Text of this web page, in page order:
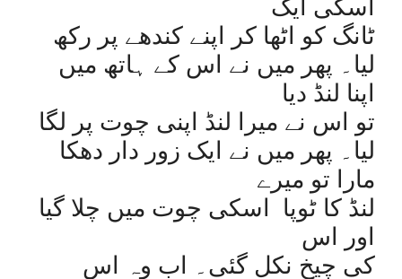
اسکی ایک
ٹانگ کو اٹھا کر اپنے کندھے پر رکھ
لیا۔ پھر میں نے اس کے ہاتھ میں
اپنا لنڈ دیا
تو اس نے میرا لنڈ اپنی چوت پر لگا
لیا۔ پھر میں نے ایک زور دار دھکا
مارا تو میرے
لنڈ کا ٹوپا
اسکی چوت میں چلا گیا
اور اس
کی چیخ نکل گئی۔ اب وہ اس